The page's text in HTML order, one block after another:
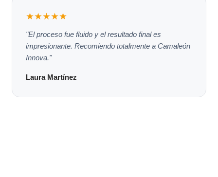
★★★★★
"El proceso fue fluido y el resultado final es
impresionante. Recomiendo totalmente a Camaleón
Innova."
Laura Martínez